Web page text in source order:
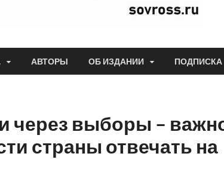
АВТОРЫ ОБ ИЗДАНИИ ПОДПИСКА
через выборы –
страны отвечать на